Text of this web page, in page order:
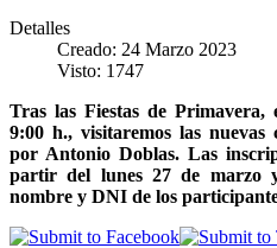
Detalles
Creado: 24 Marzo 2023
Visto: 1747
Tras las Fiestas de
9:00 h., visitaremos las nuevas
por Antonio Doblas. Las
partir del lunes 27 de marzo
nombre y DNI de los